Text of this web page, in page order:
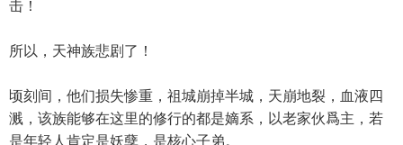
击！
所以，天神族悲剧了！
顷刻间，他们损失惨重，祖城崩掉半城，天崩地裂，血液四
溅，该族能够在这里的修行的都是嫡系，以老家伙爲主，若
是年轻人肯定是妖孽，是核心子弟。